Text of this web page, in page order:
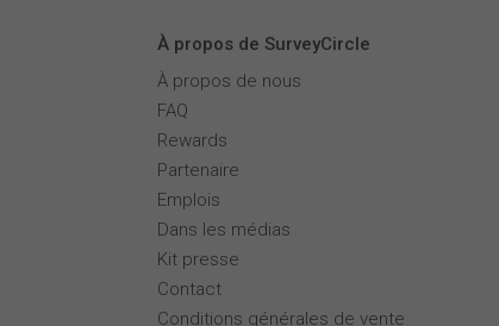
À propos de SurveyCircle
À propos de nous
FAQ
Rewards
Partenaire
Emplois
Dans les médias
Kit presse
Contact
Conditions générales de vente